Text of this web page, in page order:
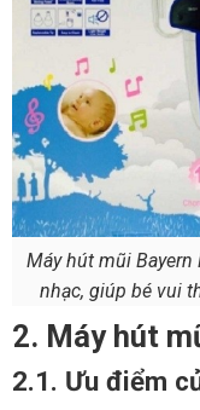
Máy hút mũi
nhạc, giúp bé vui
2. Máy hút
2.1. Ưu điểm